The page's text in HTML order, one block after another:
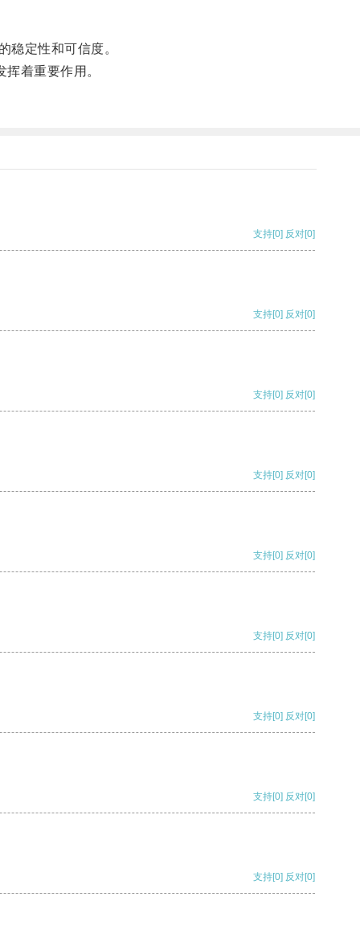
定性和可信度。
着重要作用。
支持[0] 反对[0]
支持[0] 反对[0]
支持[0] 反对[0]
支持[0] 反对[0]
支持[0] 反对[0]
支持[0] 反对[0]
支持[0] 反对[0]
支持[0] 反对[0]
支持[0] 反对[0]